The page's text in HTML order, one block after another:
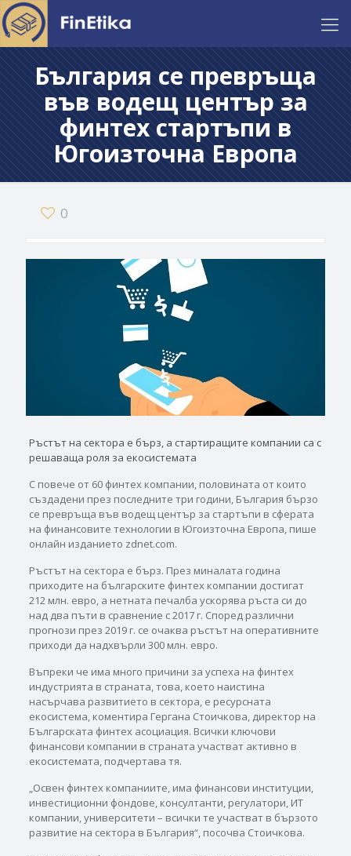
България се превръща
във водещ център за
финтех стартъпи в
Югоизточна Европа
0
Ръстът на сектора е бърз, а стартиращите компании са с
решаваща роля за екосистемата
С повече от 60 финтех компании, половината от които
създадени през последните три години, България бързо
се превръща във водещ център за стартъпи в сферата
на финансовите технологии в Югоизточна Европа, пише
онлайн изданието zdnet.com.
Ръстът на сектора е бърз. През миналата година
приходите на българските финтех компании достигат
212 млн. евро, а нетната печалба ускорява ръста си до
над два пъти в сравнение с 2017 г. Според различни
прогнози през 2019 г. се очаква ръстът на оперативните
приходи да надхвърли 300 млн. евро.
Въпреки че има много причини за успеха на финтех
индустрията в страната, това, което наистина
насърчава развитието в сектора, е ресурсната
екосистема, коментира Гергана Стоичкова, директор на
Българската финтех асоциация. Всички ключови
финансови компании в страната участват активно в
екосистемата, подчертава тя.
„Освен финтех компаниите, има финансови институции,
инвестиционни фондове, консултанти, регулатори, ИТ
компании, университети – всички те участват в бързото
развитие на сектора в България“, посочва Стоичкова.